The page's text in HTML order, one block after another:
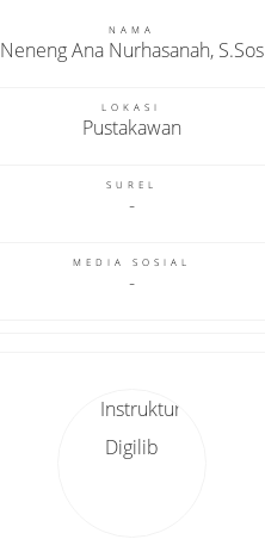
NAMA
Neneng Ana Nurhasanah, S.Sos
LOKASI
Pustakawan
SUREL
MEDIA SOSIAL